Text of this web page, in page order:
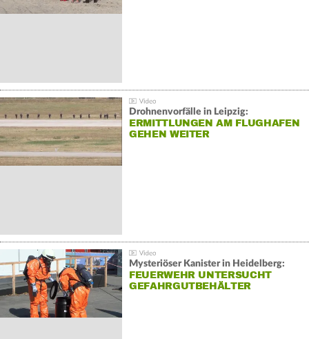
Drohnenvorfälle in Leipzig:
ERMITTLUNGEN AM FLUGHAFEN
GEHEN WEITER
Mysteriöser Kanister in Heidelberg:
FEUERWEHR UNTERSUCHT
GEFAHRGUTBEHÄLTER